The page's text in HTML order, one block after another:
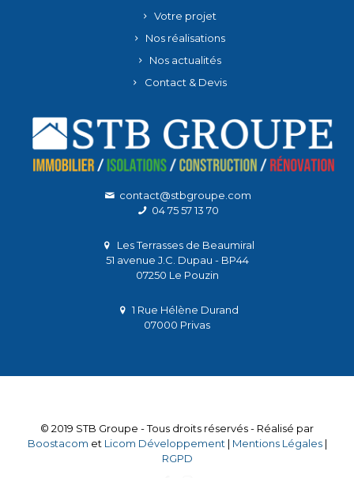
Votre projet
Nos réalisations
Nos actualités
Contact & Devis
contact@stbgroupe.com
04 75 57 13 70
Les Terrasses de Beaumiral
51 avenue J.C. Dupau - BP44
07250 Le Pouzin
1 Rue Hélène Durand
07000 Privas
© 2019 STB Groupe - Tous droits réservés - Réalisé par
Boostacom et Licom Développement | Mentions Légales|
RGPD